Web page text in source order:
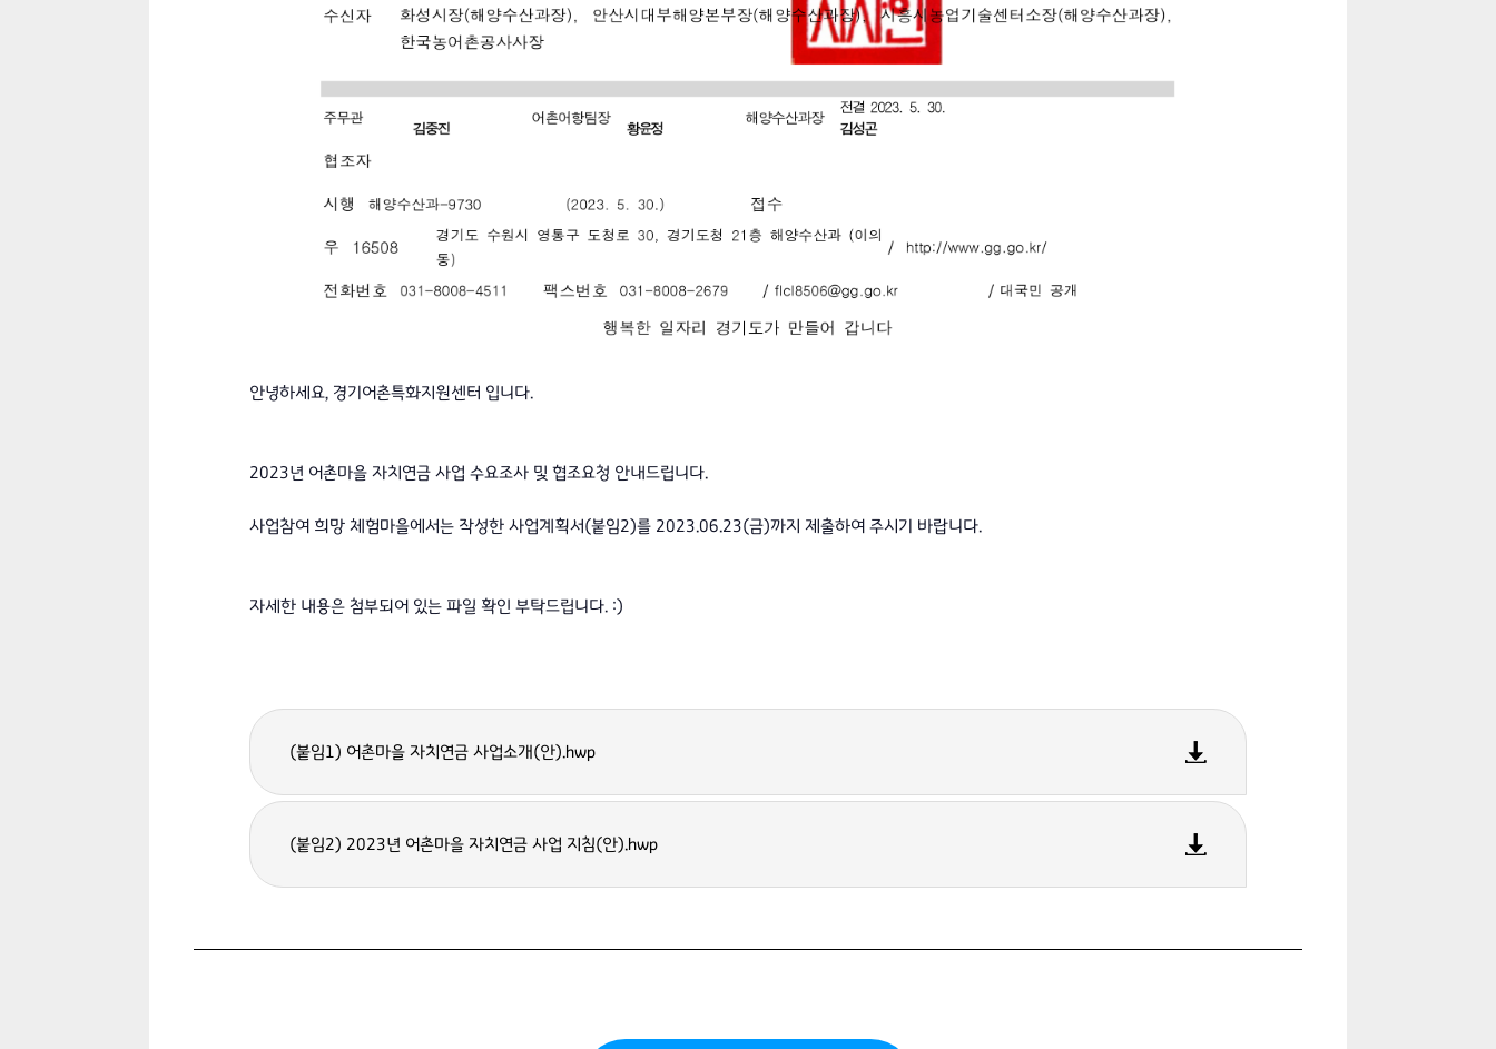
안녕하세요, 경기어촌특화지원센터 입니다.
2023년 어촌마을 자치연금 사업 수요조사 및 협조요청 안내드립니다.
사업참여 희망 체험마을에서는 작성한 사업계획서(붙임2)를 2023.06.23(금)까지 제출하여 주시기 바랍니다.
자세한 내용은 첨부되어 있는 파일 확인 부탁드립니다. :)
(붙임1) 어촌마을 자치연금 사업소개(안).hwp
(붙임2) 2023년 어촌마을 자치연금 사업 지침(안).hwp